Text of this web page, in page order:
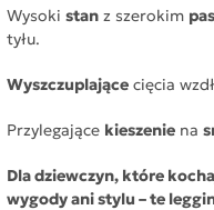
Wysoki stan z szerokim
tyłu.
Wyszczuplające cięcia
Przylegające kieszenie na
Dla dziewczyn, które
wygody ani stylu – te